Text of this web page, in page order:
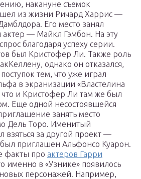
накануне съемок
из жизни Ричард Харрис —
Его место занял
актер — Майкл Гэмбон. На эту
благодаря успеху серии.
был Кристофер Ли. Также роль
однако он отказался,
тем, что уже играл
в экранизации «Властелина
что и Кристофер Ли там же был
Еще одной несостоявшейся
занять место
Дель Торо. Именитый
взяться за другой проект —
был приглашен Альфонсо Куарон.
факты про актеров Гарри
именно в «Узнике» появилось
персонажей. Например,